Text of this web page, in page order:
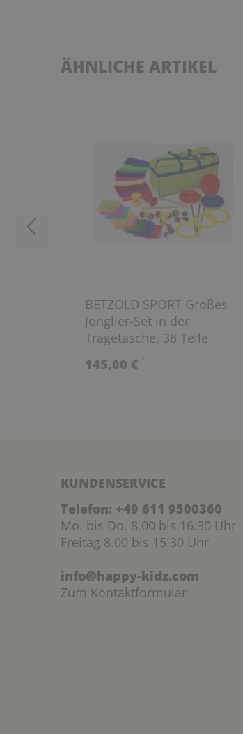
ÄHNLICHE ARTIKEL
BETZOLD SPORT Großes
Jonglier-Set in der
Tragetasche, 38 Teile
145,00 € *
KUNDENSERVICE
Telefon: +49 611 9500360
Mo. bis Do. 8.00 bis 16.30 Uhr
Freitag 8.00 bis 15.30 Uhr
info@happy-kidz.com
Zum Kontaktformular